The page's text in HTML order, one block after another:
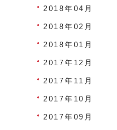
2018年04月
2018年02月
2018年01月
2017年12月
2017年11月
2017年10月
2017年09月